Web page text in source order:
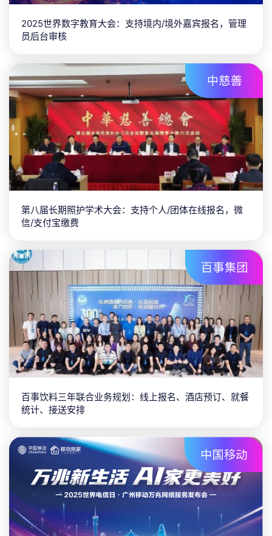
2025世界数字教育大会：支持境内/境外嘉宾报名，管理
员后台审核
第八届长期照护学术大会：支持个人/团体在线报名，微
信/支付宝缴费
百事饮料三年联合业务规划：线上报名、酒店预订、就餐
统计、接送安排